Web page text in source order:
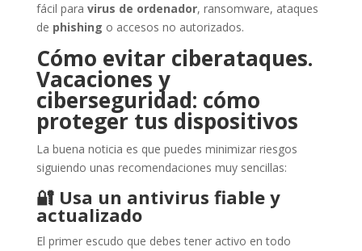
fácil para virus de ordenador, ransomware, ataques
de phishing o accesos no autorizados.
Cómo evitar ciberataques.
Vacaciones y
ciberseguridad: cómo
proteger tus dispositivos
La buena noticia es que puedes minimizar riesgos
siguiendo unas recomendaciones muy sencillas:
🔐Usa un antivirus fiable y
actualizado
El primer escudo que debes tener activo en todo